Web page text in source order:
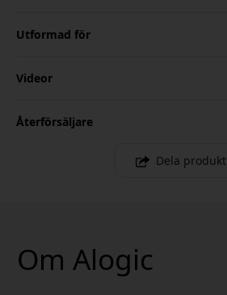
Utformad för
Videor
Återförsäljare
Dela produkt
Om Alogic